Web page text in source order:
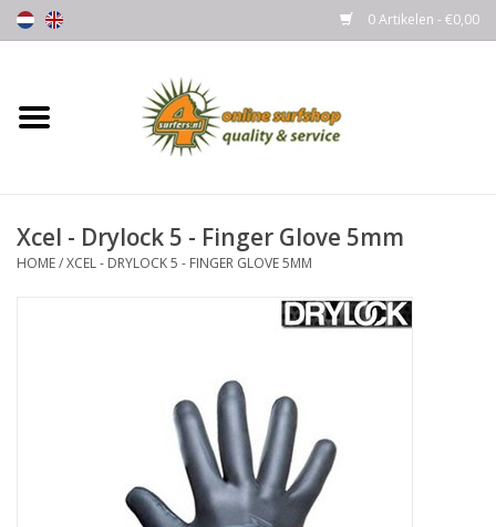
0 Artikelen - €0,00
Home
Wetsuits
Xcel - Drylock 5 - Finger Glove 5mm
HOME/XCEL - DRYLOCK 5 - FINGER GLOVE 5MM